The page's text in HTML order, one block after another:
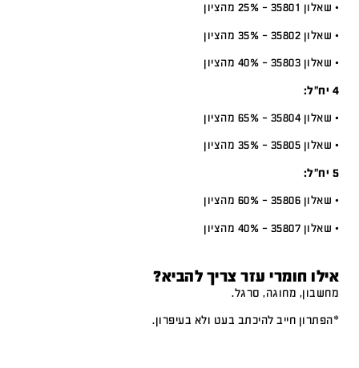
• שאלון 35801 – 25% מהציון
• שאלון 35802 – 35% מהציון
• שאלון 35803 – 40% מהציון
4 יח”ל:
• שאלון 35804 – 65% מהציון
• שאלון 35805 – 35% מהציון
5 יח”ל:
• שאלון 35806 – 60% מהציון
• שאלון 35807 – 40% מהציון
אילו חומרי עזר צריך להביא?
מחשבון, מחוגה, סרגל.
*הפתרון חייב להיכתב בעט ולא בעיפרון.